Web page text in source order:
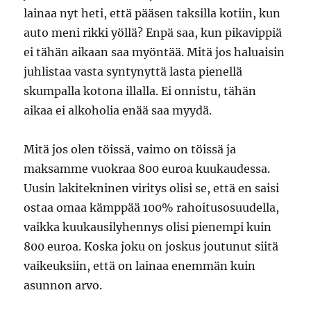
lainaa nyt heti, että pääsen taksilla kotiin, kun
auto meni rikki yöllä? Enpä saa, kun pikavippiä
ei tähän aikaan saa myöntää. Mitä jos haluaisin
juhlistaa vasta syntynyttä lasta pienellä
skumpalla kotona illalla. Ei onnistu, tähän
aikaa ei alkoholia enää saa myydä.
Mitä jos olen töissä, vaimo on töissä ja
maksamme vuokraa 800 euroa kuukaudessa.
Uusin lakitekninen viritys olisi se, että en saisi
ostaa omaa kämppää 100% rahoitusosuudella,
vaikka kuukausilyhennys olisi pienempi kuin
800 euroa. Koska joku on joskus joutunut siitä
vaikeuksiin, että on lainaa enemmän kuin
asunnon arvo.